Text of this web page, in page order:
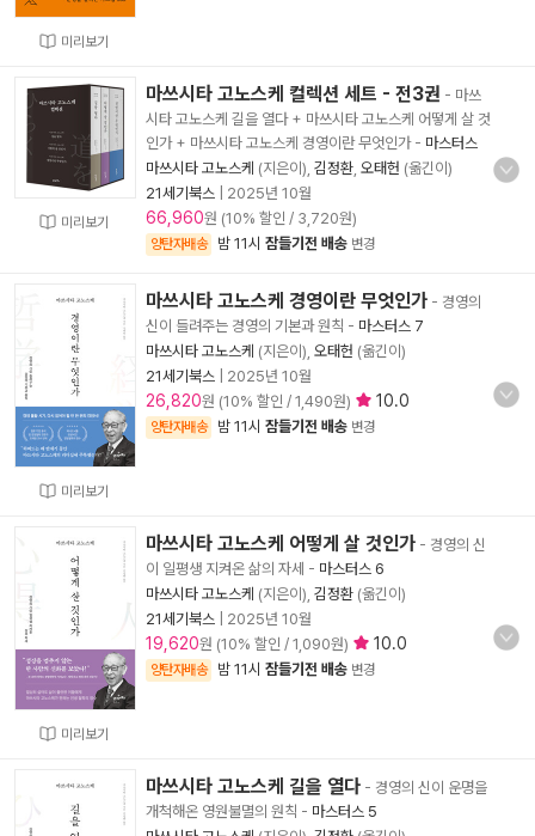
미리보기
미리보기
마쓰시타 고노스케 컬렉션 세트 - 전3권 - 마쓰
시타 고노스케 길을 열다 + 마쓰시타 고노스케 어떻게 살 것
인가 + 마쓰시타 고노스케 경영이란 무엇인가- 마스터스
마쓰시타 고노스케 (지은이), 김정환 오태헌 (옮긴이)
21세기북스
2025년 10월
66,960원 (10% 할인 / 3,720원)
양탄자배송 밤 11시 잠들기전 배송 변경
미리보기
마쓰시타 고노스케 경영이란 무엇인가 - 경영의
신이 들려주는 경영의 기본과 원칙 - 마스터스 7
마쓰시타 고노스케 (지은이), 오태헌 (옮긴이)
21세기북스
2025년 10월
26,820원 (10% 할인 / 1,490원) 10.0
양탄자배송 밤 11시 잠들기전 배송 변경
미리보기
마쓰시타 고노스케 어떻게 살 것인가 - 경영의 신
이 일평생 지켜온 삶의 자세 - 마스터스 6
마쓰시타 고노스케 (지은이), 김정환 (옮긴이)
21세기북스
2025년 10월
19,620원 (10% 할인 / 1,090원) 10.0
양탄자배송 밤 11시 잠들기전 배송 변경
마쓰시타 고노스케 길을 열다 - 경영의 신이 운명을
개척해온 영원불멸의 원칙 - 마스터스 5